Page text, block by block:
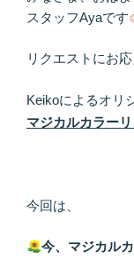
スタッフAyaです
リクエストにお
Keikoによるオリ
マジカルカラー
今回は、
今、マジカル